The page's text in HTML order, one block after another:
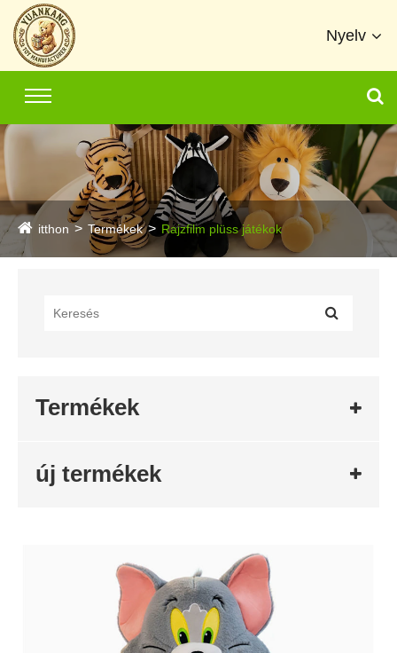
Nyelv
itthon Termékek Rajzfilm plüss játékok
Termékek
új termékek